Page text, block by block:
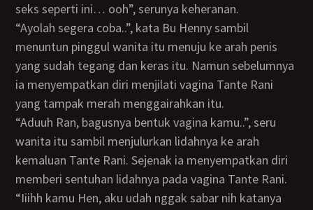
seks seperti ini… ooh”, serunya keheranan.
“Ayolah segera coba..”, kata Bu Henny sambil
menuntun pinggul wanita itu menuju ke arah penis
yang sudah tegang dan keras itu. Namun sebelumnya
ia menyempatkan diri menjilati vagina Tante Rani
yang tampak merah menggairahkan itu.
“Aduuh Ran, bagusnya bentuk vagina kamu..”, seru
wanita itu sambil menjulurkan lidahnya ke arah
kemaluan Tante Rani. Sejenak ia menyempatkan diri
memberi sentuhan lidahnya pada vagina Tante Rani.
“Iiihh kamu Hen, aku udah nggak sabar nih katanya